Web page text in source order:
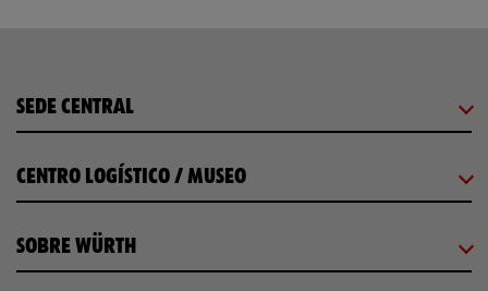
SEDE CENTRAL
CENTRO LOGÍSTICO / MUSEO
SOBRE WÜRTH